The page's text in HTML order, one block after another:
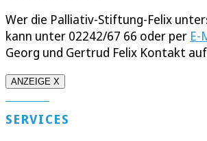
Wer die Palliativ-Stiftung-Felix
kann unter 02242/67 66 oder per E-
Georg und Gertrud Felix Kontakt
ANZEIGE X
SERVICES